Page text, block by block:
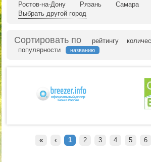
Ростов-на-Дону
Рязань Самара
Выбрать другой город
Сортировать по рейтингу
популярности
названию
« ‹ 1 2 3 4 5 6